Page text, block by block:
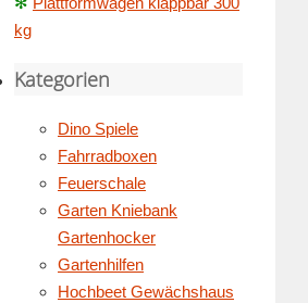
kg
Kategorien
Dino Spiele
Fahrradboxen
Feuerschale
Garten Kniebank
Gartenhocker
Gartenhilfen
Hochbeet Gewächshaus